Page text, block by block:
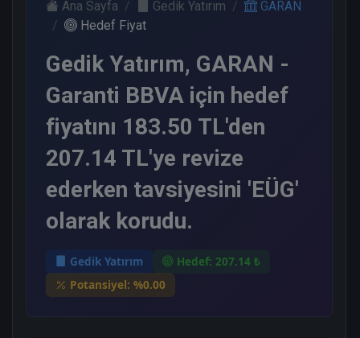
Ana Sayfa Gedik Yatırım
GARAN
Hedef Fiyat
Gedik Yatırım, GARAN -
Garanti BBVA için hedef
fiyatını 183.50 TL'den
207.14 TL'ye revize
ederken tavsiyesini 'EÜG'
olarak korudu.
Gedik Yatırım
Hedef: 207.14 ₺
Potansiyel: %0.00